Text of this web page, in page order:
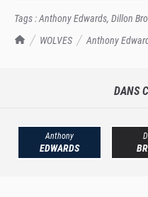
TrashTalk Actu NBA
WOLVES
Anthony
Tags :Anthony Edwards, Dillon
DANS
Anthony
EDWARDS